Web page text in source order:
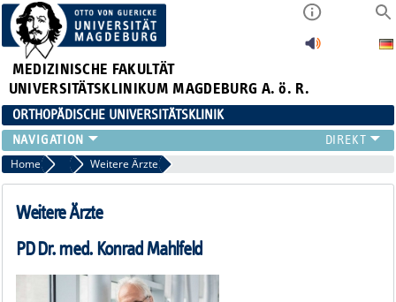
MEDIZINISCHE FAKULTÄT
UNIVERSITÄTSKLINIKUM MAGDEBURG A. ö. R.
ORTHOPÄDISCHE UNIVERSITÄTSKLINIK
TEAM
KLINIK
ÄRZTE
SCHWERPUNKTE
EXP. ORTHOPÄDIE
ENDOPROTHETIKZENTRUM DER MAXIMALVERSORGUNG
Home Team Weitere Ärzte
Weitere Ärzte
PD Dr. med. Konrad Mahlfeld